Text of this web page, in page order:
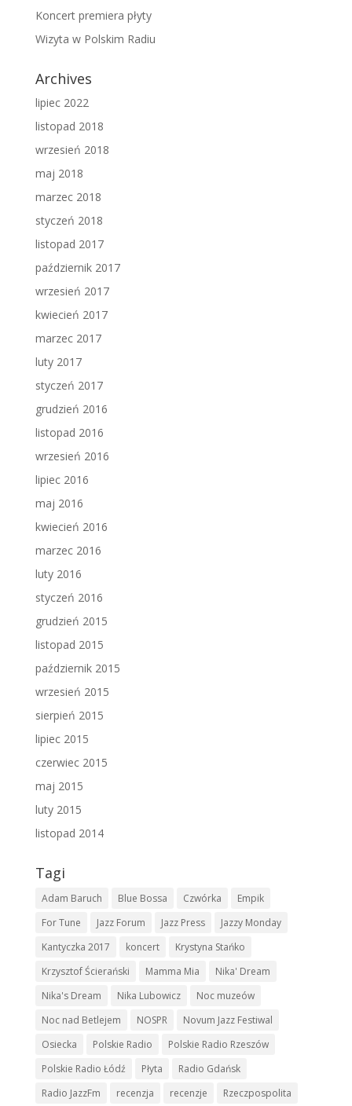
Koncert premiera płyty
Wizyta w Polskim Radiu
Archives
lipiec 2022
listopad 2018
wrzesień 2018
maj 2018
marzec 2018
styczeń 2018
listopad 2017
październik 2017
wrzesień 2017
kwiecień 2017
marzec 2017
luty 2017
styczeń 2017
grudzień 2016
listopad 2016
wrzesień 2016
lipiec 2016
maj 2016
kwiecień 2016
marzec 2016
luty 2016
styczeń 2016
grudzień 2015
listopad 2015
październik 2015
wrzesień 2015
sierpień 2015
lipiec 2015
czerwiec 2015
maj 2015
luty 2015
listopad 2014
Tagi
Adam Baruch Blue Bossa Czwórka
Empik
For Tune
Jazz Forum Jazz Press
Jazzy Monday
Kantyczka 2017
koncert
Krystyna Stańko
Krzysztof Ścierański
Mamma Mia
Nika' Dream
Nika's Dream
Nika Lubowicz
Noc muzeów
Noc nad Betlejem
NOSPR
Novum Jazz Festiwal
Osiecka
Polskie Radio
Polskie Radio Rzeszów
Polskie Radio Łódź
Płyta
Radio Gdańsk
Radio JazzFm
recenzja recenzje Rzeczpospolita